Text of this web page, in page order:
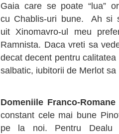
Gaia care se poate “lua”
cu Chablis-uri bune. Ah si
uit Xinomavro-ul meu
Ramnista. Daca vreti sa
decat decent pentru
salbatic, iubitorii de Merlot
Domeniile Franco-Romane
constant cele mai bune
pe la noi. Pentru Dealu